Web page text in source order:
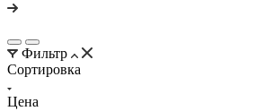
Фильтр
Сортировка
Цена